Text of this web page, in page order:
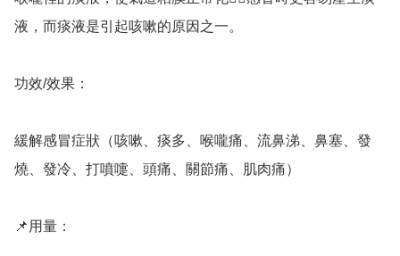
液，而痰液是引起咳嗽的原因之一。
功效/效果：
緩解感冒症狀（咳嗽、痰多、喉嚨痛、流鼻涕、鼻塞、發
燒、發冷、打噴嚏、頭痛、關節痛、肌肉痛）
📌用量：